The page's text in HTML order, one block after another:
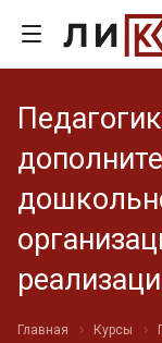
Главная Курсы